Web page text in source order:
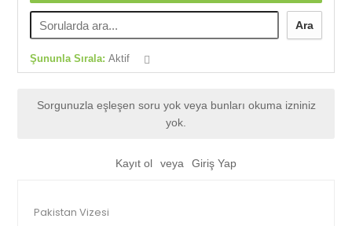
Ara
Şununla Sırala:Aktif
Sorgunuzla eşleşen soru yok veya bunları okuma izniniz
yok.
Kayıt ol veya Giriş Yap
Pakistan Vizesi